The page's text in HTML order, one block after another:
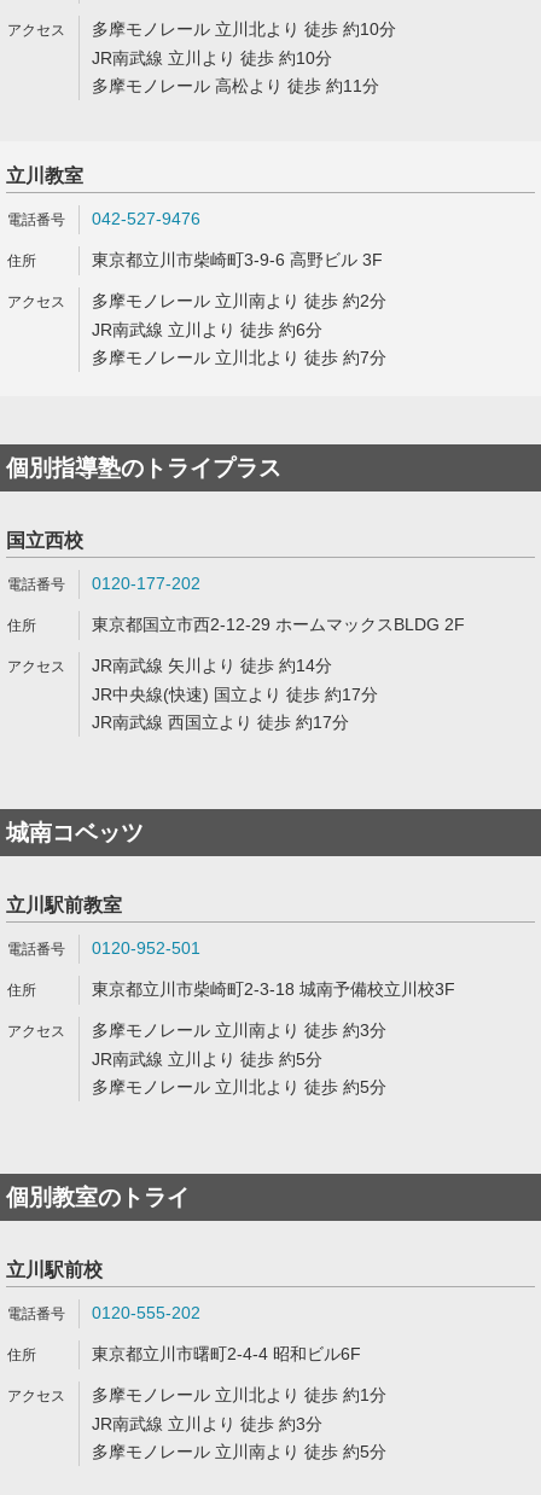
多摩モノレール 立川北より 徒歩 約10分
JR南武線 立川より 徒歩 約10分
多摩モノレール 高松より 徒歩 約11分
立川教室
042-527-9476
東京都立川市柴崎町3-9-6 高野ビル 3F
多摩モノレール 立川南より 徒歩 約2分
JR南武線 立川より 徒歩 約6分
多摩モノレール 立川北より 徒歩 約7分
個別指導塾のトライプラス
国立西校
0120-177-202
東京都国立市西2-12-29 ホームマックスBLDG 2F
JR南武線 矢川より 徒歩 約14分
JR中央線(快速) 国立より 徒歩 約17分
JR南武線 西国立より 徒歩 約17分
城南コベッツ
立川駅前教室
0120-952-501
東京都立川市柴崎町2-3-18 城南予備校立川校3F
多摩モノレール 立川南より 徒歩 約3分
JR南武線 立川より 徒歩 約5分
多摩モノレール 立川北より 徒歩 約5分
個別教室のトライ
立川駅前校
0120-555-202
東京都立川市曙町2-4-4 昭和ビル6F
多摩モノレール 立川北より 徒歩 約1分
JR南武線 立川より 徒歩 約3分
多摩モノレール 立川南より 徒歩 約5分